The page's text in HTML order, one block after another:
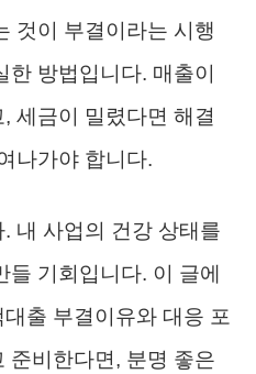
것이 부결이라는 시행
한 방법입니다. 매출이
세금이 밀렸다면 해결
나가야 합니다.
내 사업의 건강 상태를
들 기회입니다. 이 글에
출 부결이유와 대응 포
준비한다면, 분명 좋은